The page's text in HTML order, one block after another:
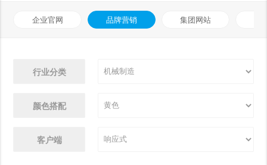
企业官网 品牌营销 集团网站
行业分类
颜色搭配
客户端